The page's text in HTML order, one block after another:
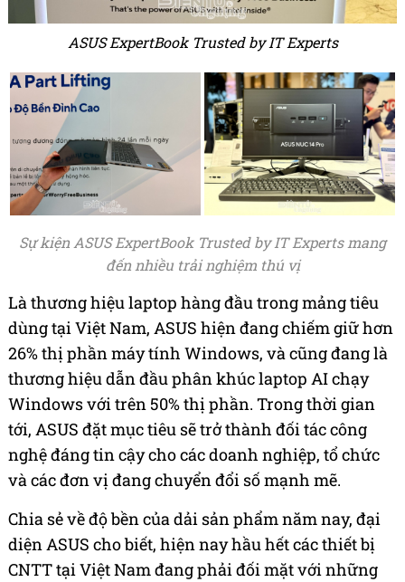
ASUS ExpertBook Trusted by IT Experts
Sự kiện ASUS ExpertBook Trusted by IT Experts mang
đến nhiều trải nghiệm thú vị
Là thương hiệu laptop hàng đầu trong mảng tiêu
dùng tại Việt Nam, ASUS hiện đang chiếm giữ hơn
26% thị phần máy tính Windows, và cũng đang là
thương hiệu dẫn đầu phân khúc laptop AI chạy
Windows với trên 50% thị phần. Trong thời gian
tới, ASUS đặt mục tiêu sẽ trở thành đối tác công
nghệ đáng tin cậy cho các doanh nghiệp, tổ chức
và các đơn vị đang chuyển đổi số mạnh mẽ.
Chia sẻ về độ bền của dải sản phẩm năm nay, đại
diện ASUS cho biết, hiện nay hầu hết các thiết bị
CNTT tại Việt Nam đang phải đối mặt với những